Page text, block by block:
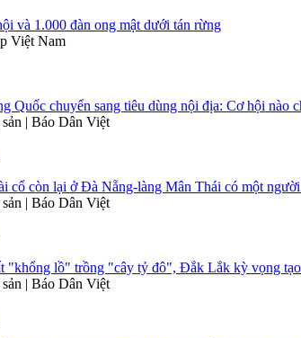
và 1.000 đàn ong mật dưới tán rừng
Việt Nam
Quốc chuyển sang tiêu dùng nội địa: Cơ hội nào
| Báo Dân Việt
cổ còn lại ở Đà Nẵng-làng Mân Thái có một
| Báo Dân Việt
"khổng lồ" trồng "cây tỷ đô", Đắk Lắk kỳ vọng tạo
| Báo Dân Việt